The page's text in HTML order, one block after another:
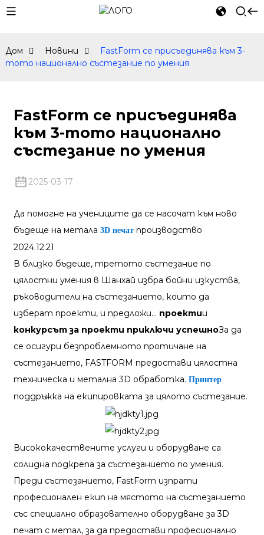
Дом Новини
FastForm се присъединява към 3-
тото национално състезание по умения
FastForm се присъединява
към 3-тото национално
състезание по умения
2025-03-17
Да помогне на учениците да се насочат към ново
бъдеще на метала 3D печатпроизводство
2024.12.21
В близко бъдеще, третото състезание по
цялостни умения в Шанхай избра бойни изкуства,
ръководители на състезанието, които да
изберат проекти, и предложи... проектии
конкурсът за проекти приключи успешноЗа да
се осигури безпроблемното протичане на
състезанието, FASTFORM предостави цялостна
техническа и метална 3D обработка. Принтер
поддръжка на екипировката за цялото състезание.
Висококачествените услуги и оборудване са
солидна подкрепа за състезанието по умения.
Преди състезанието, FastForm изпрати
професионален екип на мястото на състезанието
със специално образователно оборудване за 3D
печат с метал, за да предостави професионално